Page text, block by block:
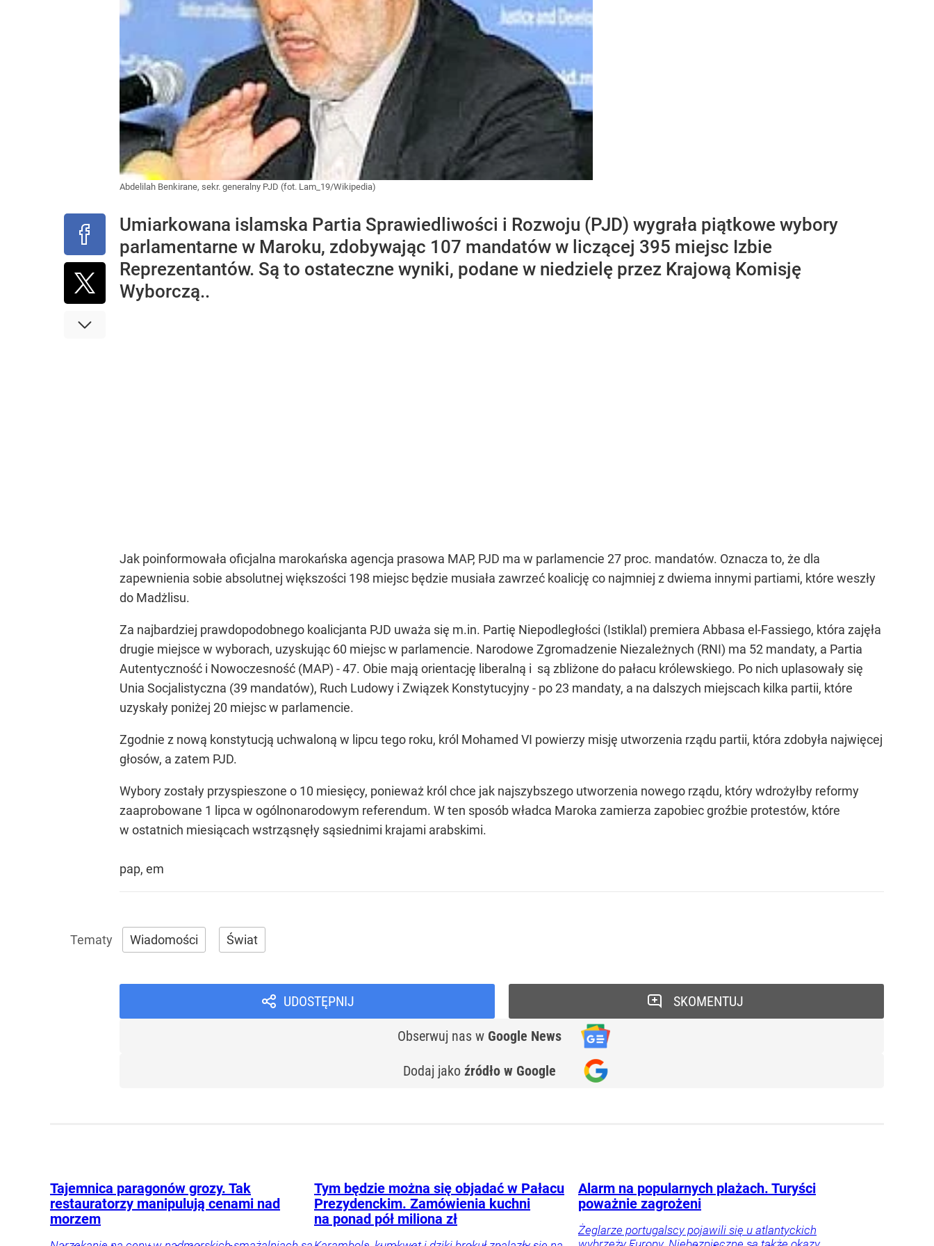
Abdelilah Benkirane, sekr. generalny PJD (fot. Lam_19/Wikipedia)
Umiarkowana islamska Partia Sprawiedliwości i Rozwoju (PJD) wygrała piątkowe wybory
parlamentarne w Maroku, zdobywając 107 mandatów w liczącej 395 miejsc Izbie
Reprezentantów. Są to ostateczne wyniki, podane w niedzielę przez Krajową Komisję
Wyborczą..
Jak poinformowała oficjalna marokańska agencja prasowa MAP, PJD ma w parlamencie 27 proc. mandatów. Oznacza to, że dla
zapewnienia sobie absolutnej większości 198 miejsc będzie musiała zawrzeć koalicję co najmniej z dwiema innymi partiami, które weszły
do Madżlisu.
Za najbardziej prawdopodobnego koalicjanta PJD uważa się m.in. Partię Niepodległości (Istiklal) premiera Abbasa el-Fassiego, która zajęła
drugie miejsce w wyborach, uzyskując 60 miejsc w parlamencie. Narodowe Zgromadzenie Niezależnych (RNI) ma 52 mandaty, a Partia
Autentyczność i Nowoczesność (MAP) - 47. Obie mają orientację liberalną i są zbliżone do pałacu królewskiego. Po nich uplasowały się
Unia Socjalistyczna (39 mandatów), Ruch Ludowy i Związek Konstytucyjny - po 23 mandaty, a na dalszych miejscach kilka partii, które
uzyskały poniżej 20 miejsc w parlamencie.
Zgodnie z nową konstytucją uchwaloną w lipcu tego roku, król Mohamed VI powierzy misję utworzenia rządu partii, która zdobyła najwięcej
głosów, a zatem PJD.
Wybory zostały przyspieszone o 10 miesięcy, ponieważ król chce jak najszybszego utworzenia nowego rządu, który wdrożyłby reformy
zaaprobowane 1 lipca w ogólnonarodowym referendum. W ten sposób władca Maroka zamierza zapobiec groźbie protestów, które
w ostatnich miesiącach wstrząsnęły sąsiednimi krajami arabskimi.
pap, em
Wiadomości Świat
UDOSTĘPNIJ
Obserwuj nas w Google News
Dodaj jako źródło w Google
SKOMENTUJ
Tajemnica paragonów grozy. Tak
restauratorzy manipulują cenami nad
morzem
Tym będzie można się objadać w Pałacu
Prezydenckim. Zamówienia kuchni
na ponad pół miliona zł
Alarm na popularnych plażach. Turyści
poważnie zagrożeni
Żeglarze portugalscy pojawili się u atlantyckich